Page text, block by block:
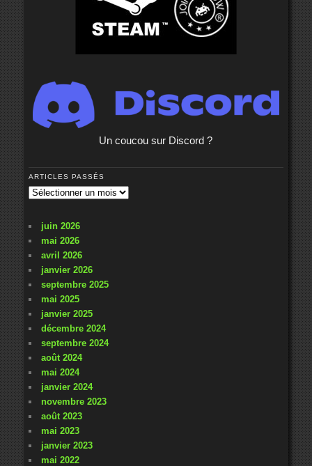
Un coucou sur Discord ?
ARTICLES PASSÉS
Articles
juin 2026
mai 2026
avril 2026
janvier 2026
septembre 2025
mai 2025
janvier 2025
décembre 2024
septembre 2024
août 2024
mai 2024
janvier 2024
novembre 2023
août 2023
mai 2023
janvier 2023
mai 2022